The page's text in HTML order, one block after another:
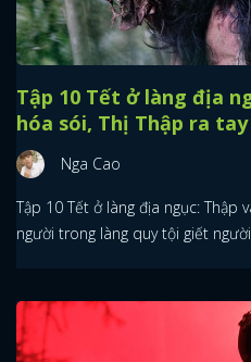
Tập 10 Tết ở làng địa
hóa sói, Thị Thập ra tay
Nga Cao
Tập 10 Tết ở làng địa ngục: Thập
người trong làng quy tội giết